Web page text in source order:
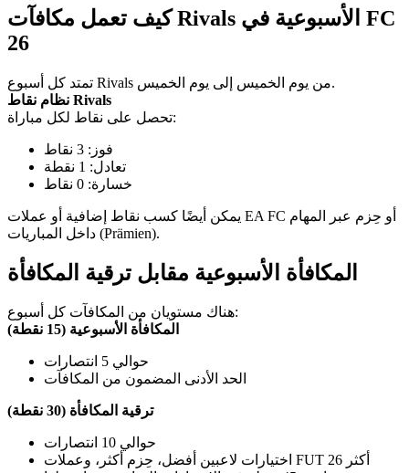
كيف تعمل مكافآت Rivals الأسبوعية في FC
26
تمتد كل أسبوع Rivals من يوم الخميس إلى يوم الخميس.
نظام نقاط Rivals
تحصل على نقاط لكل مباراة:
فوز: 3 نقاط
تعادل: 1 نقطة
خسارة: 0 نقاط
يمكن أيضًا كسب نقاط إضافية أو عملات EA FC أو حِزم عبر المهام
داخل المباريات (Prämien).
المكافأة الأسبوعية مقابل ترقية المكافأة
هناك مستويان من المكافآت كل أسبوع:
المكافأة الأسبوعية (15 نقطة)
حوالي 5 انتصارات
الحد الأدنى المضمون من المكافآت
ترقية المكافأة (30 نقطة)
حوالي 10 انتصارات
اختيارات لاعبين أفضل، حِزم أكثر، وعملات FUT 26 أكثر